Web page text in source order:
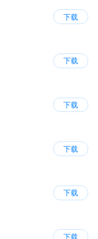
下载
下载
下载
下载
下载
下载